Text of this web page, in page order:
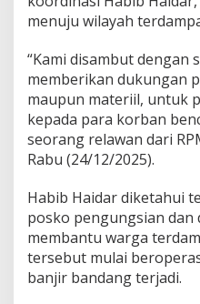
menuju wilayah
“Kami disambut dengan
memberikan dukungan
maupun materiil, untuk
kepada para korban
seorang relawan dari
Rabu (24/12/2025).
Habib Haidar diketahui
posko pengungsian
membantu warga
tersebut mulai
banjir bandang terjadi.